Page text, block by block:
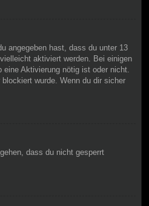
angegeben hast, dass du unter 13
aktiviert werden. Bei einigen
Aktivierung nötig ist oder nicht.
wurde. Wenn du dir sicher
dass du nicht gesperrt